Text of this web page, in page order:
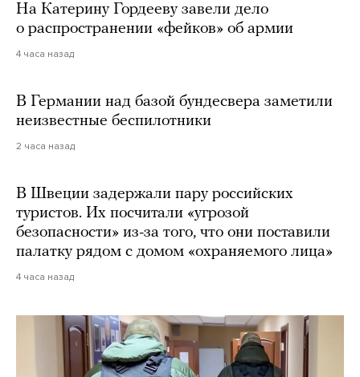
На Катерину Гордееву завели дело
о распространении «фейков» об армии
4 часа назад
В Германии над базой бундесвера заметили
неизвестные беспилотники
2 часа назад
В Швеции задержали пару российских
туристов. Их посчитали «угрозой
безопасности» из-за того, что они поставили
палатку рядом с домом «охраняемого лица»
4 часа назад